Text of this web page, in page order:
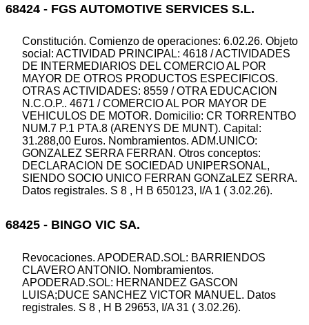
68424 - FGS AUTOMOTIVE SERVICES S.L.
Constitución. Comienzo de operaciones: 6.02.26. Objeto
social: ACTIVIDAD PRINCIPAL: 4618 / ACTIVIDADES
DE INTERMEDIARIOS DEL COMERCIO AL POR
MAYOR DE OTROS PRODUCTOS ESPECIFICOS.
OTRAS ACTIVIDADES: 8559 / OTRA EDUCACION
N.C.O.P.. 4671 / COMERCIO AL POR MAYOR DE
VEHICULOS DE MOTOR. Domicilio: CR TORRENTBO
NUM.7 P.1 PTA.8 (ARENYS DE MUNT). Capital:
31.288,00 Euros. Nombramientos. ADM.UNICO:
GONZALEZ SERRA FERRAN. Otros conceptos:
DECLARACION DE SOCIEDAD UNIPERSONAL,
SIENDO SOCIO UNICO FERRAN GONZaLEZ SERRA.
Datos registrales. S 8 , H B 650123, I/A 1 ( 3.02.26).
68425 - BINGO VIC SA.
Revocaciones. APODERAD.SOL: BARRIENDOS
CLAVERO ANTONIO. Nombramientos.
APODERAD.SOL: HERNANDEZ GASCON
LUISA;DUCE SANCHEZ VICTOR MANUEL. Datos
registrales. S 8 , H B 29653, I/A 31 ( 3.02.26).